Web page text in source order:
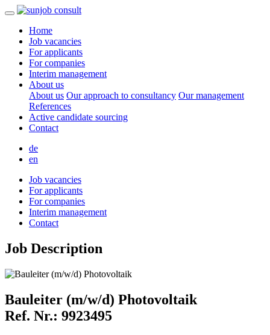
Home
Job vacancies
For applicants
For companies
Interim management
About us
About us Our approach to consultancy Our management
References
Active candidate sourcing
Contact
de
en
Job vacancies
For applicants
For companies
Interim management
Contact
Job Description
Bauleiter (m/w/d) Photovoltaik
Ref. Nr.: 9923495